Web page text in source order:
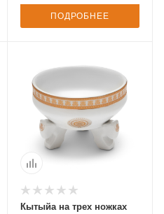
ПОДРОБНЕЕ
Кытыйа на трех ножках